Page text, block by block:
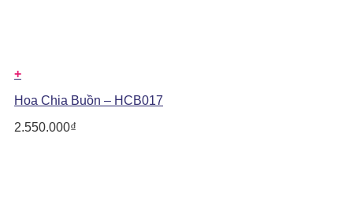
+
Hoa Chia Buồn – HCB017
2.550.000₫